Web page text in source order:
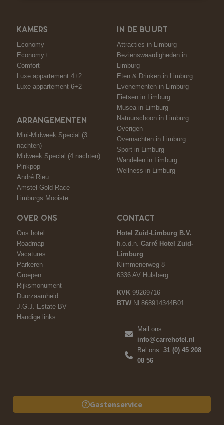
KAMERS
Economy
Economy+
Comfort
Luxe appartement 4+2
Luxe appartement 6+2
ARRANGEMENTEN
Mini-Midweek Special (3
nachten)
Midweek Special (4 nachten)
Pinkpop
André Rieu
Amstel Gold Race
Limburgs Mooiste
IN DE BUURT
Attracties in Limburg
Bezienswaardigheden in
Limburg
Eten & Drinken in Limburg
Evenementen in Limburg
Fietsen in Limburg
Musea in Limburg
Natuurschoon in Limburg
Overigen
Overnachten in Limburg
Sport in Limburg
Wandelen in Limburg
Wellness in Limburg
OVER ONS
Ons hotel
Roadmap
Vacatures
Parkeren
Groepen
Rijksmonument
Duurzaamheid
J.G.J. Estate BV
Handige links
CONTACT
Hotel Zuid-Limburg B.V.
h.o.d.n. Carré Hotel Zuid-
Limburg
Klimmenerweg 8
6336 AV Hulsberg
KVK 99269716
BTW NL868914344B01
Mail ons:
info@carrehotel.nl
Bel ons: 31 (0) 45 208
08 56
Gastenservice